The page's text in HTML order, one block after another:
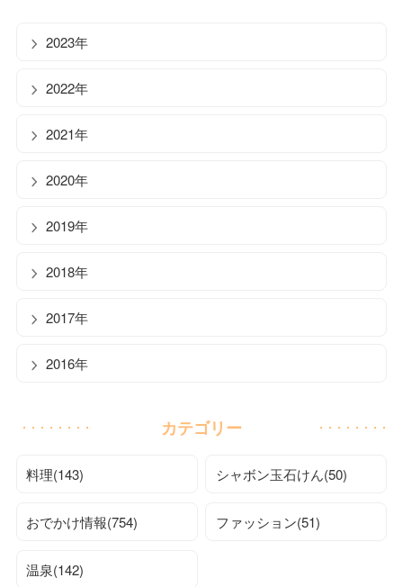
2023年
2022年
2021年
2020年
2019年
2018年
2017年
2016年
カテゴリー
料理(143) シャボン玉石けん(50)
おでかけ情報(754) ファッション(51)
温泉(142)